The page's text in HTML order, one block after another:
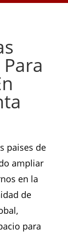
paises de
ampliar
en la
de
para